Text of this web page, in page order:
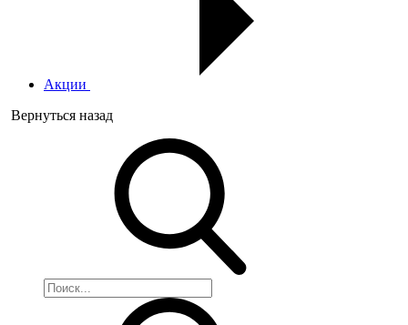
Акции
Вернуться назад